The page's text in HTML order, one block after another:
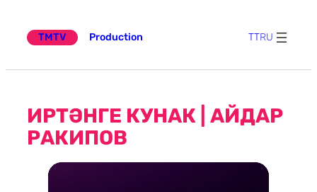
TMTV
Production TTRU
ИРТӘНГЕ КУНАК | АЙДАР
РАКИПОВ